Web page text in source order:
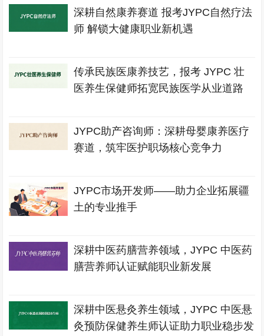
深耕自然康养赛道 报考JYPC自然疗法
师 解锁大健康职业新机遇
传承民族医康养技艺，报考 JYPC 壮
医养生保健师拓宽民族医学从业道路
JYPC助产咨询师：深耕母婴康养医疗
赛道，筑牢医护职场核心竞争力
JYPC市场开发师——助力企业拓展疆
土的专业推手
深耕中医药膳营养领域，JYPC 中医药
膳营养师认证赋能职业新发展
深耕中医悬灸养生领域，JYPC 中医悬
灸预防保健养生师认证助力职业稳步发